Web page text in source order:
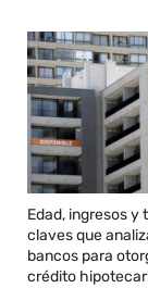
Edad, ingresos y
claves que
bancos para
crédito